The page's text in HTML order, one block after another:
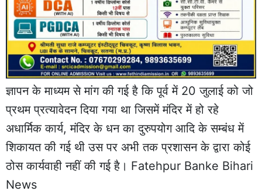
ज्ञापन के माध्यम से मांग की गई है कि पूर्व में 20 जुलाई को जो
प्रथम प्रत्यावेदन दिया गया था जिसमें मंदिर में हो रहे
अधार्मिक कार्य, मंदिर के धन का दुरुपयोग आदि के सम्बंध में
शिकायत की गई थी उस पर अभी तक प्रशासन के द्वारा कोई
ठोस कार्यवाही नहीं की गई है। Fatehpur Banke Bihari
News